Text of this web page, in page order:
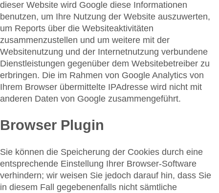
dieser Website wird Google diese Informationen
benutzen, um Ihre Nutzung der Website auszuwerten,
um Reports über die Websiteaktivitäten
zusammenzustellen und um weitere mit der
Websitenutzung und der Internetnutzung verbundene
Dienstleistungen gegenüber dem Websitebetreiber zu
erbringen. Die im Rahmen von Google Analytics von
Ihrem Browser übermittelte IPAdresse wird nicht mit
anderen Daten von Google zusammengeführt.
Browser Plugin
Sie können die Speicherung der Cookies durch eine
entsprechende Einstellung Ihrer Browser-Software
verhindern; wir weisen Sie jedoch darauf hin, dass Sie
in diesem Fall gegebenenfalls nicht sämtliche